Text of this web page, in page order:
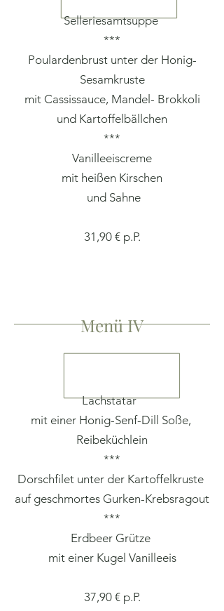
Selleriesamtsuppe
***
Poulardenbrust unter der Honig-
Sesamkruste
mit Cassissauce, Mandel- Brokkoli
und Kartoffelbällchen
***
Vanilleeiscreme
mit heißen Kirschen
und Sahne
31,90 € p.P.
Menü IV
Lachstatar
mit einer Honig-Senf-Dill Soße,
Reibeküchlein
***
Dorschfilet unter der Kartoffelkruste
auf geschmortes Gurken-Krebsragout
***
Erdbeer Grütze
mit einer Kugel Vanilleeis
37,90 € p.P.